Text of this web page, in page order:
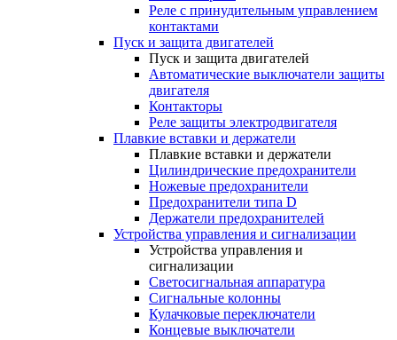
Реле с принудительным управлением
контактами
Пуск и защита двигателей
Пуск и защита двигателей
Автоматические выключатели защиты
двигателя
Контакторы
Реле защиты электродвигателя
Плавкие вставки и держатели
Плавкие вставки и держатели
Цилиндрические предохранители
Ножевые предохранители
Предохранители типа D
Держатели предохранителей
Устройства управления и сигнализации
Устройства управления и
сигнализации
Светосигнальная аппаратура
Сигнальные колонны
Кулачковые переключатели
Концевые выключатели